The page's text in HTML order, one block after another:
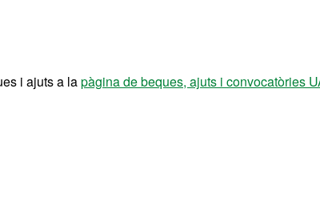
i ajuts a lapàgina de beques, ajuts i convocatòries